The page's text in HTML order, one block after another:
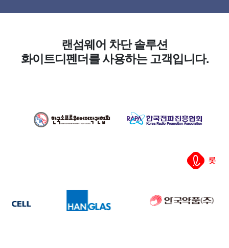
랜섬웨어 차단 솔루션
화이트디펜더를 사용하는 고객입니다.